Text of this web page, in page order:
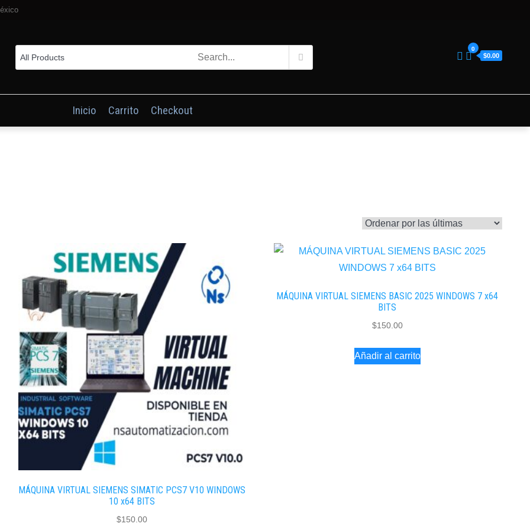
0
$0.00
Inicio Carrito Checkout
MÁQUINA VIRTUAL SIEMENS SIMATIC PCS7 V10 WINDOWS
10 x64 BITS
$150.00
MÁQUINA VIRTUAL SIEMENS BASIC 2025 WINDOWS 7 x64
BITS
$150.00
Añadir al carrito